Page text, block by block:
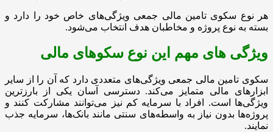
هر نوع سکوی تامین مالی جمعی ویژگی‌های خاص خود را دارد و
بسته به نوع پروژه و مخاطبان هدف انتخاب می‌شود.
ویژگی ‌های مهم این نوع سکوهای مالی
سکوی تامین مالی جمعی ویژگی‌های متعددی دارد که آن را از سایر
ابزارهای مالی متمایز می‌کند. دسترسی آسان یکی از بارزترین
ویژگی‌ها است. افراد با سرمایه کم نیز می‌توانند مشارکت کنند و
پروژه‌ها بدون نیاز به واسطه‌های سنتی مانند بانک‌ها، سرمایه جذب
نمایند.